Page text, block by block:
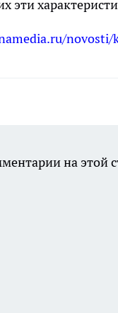
эти
на этой